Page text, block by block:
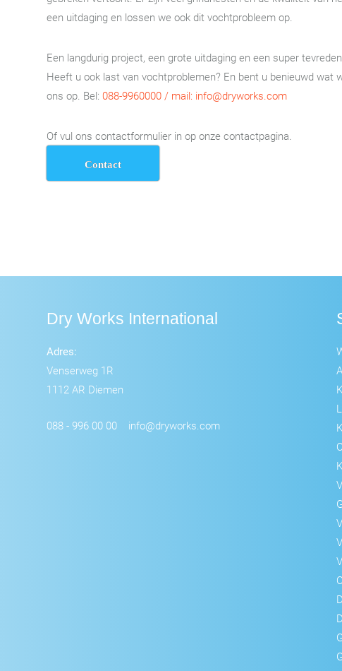
een uitdaging en lossen we ook dit vochtprobleem op.
Een langdurig project, een grote uitdaging en een super
Heeft u ook last van vochtproblemen? En bent u benieuwd
ons op. Bel: 088-9960000 / mail: info@dryworks.com
Of vul ons contactformulier in op onze contactpagina.
Contact
Dry Works International
Adres:
Venserweg 1R
1112 AR Diemen
088 - 996 00 00 info@dryworks.com